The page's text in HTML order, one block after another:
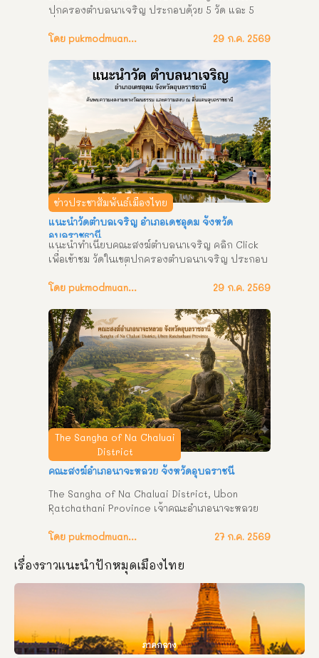
ปกครองตำบลนาเจริญ ประกอบด้วย 5 วัด และ 5
ปุณณธาดา ตำแหน่ง เจ้าอาวาสวัดราษฎร์ / เจ้าคณะ
วัดป่าห่องเตย ตำบลนาเจริญ อำเภอเดชอุมดม จังหวัด
อุบลราชธานี เลขานุการเจ้าคณะตำบลนาเจริญ ชื่อ
พระอธิการธงทองชัย สนฺตจิตฺโต ตำแหน่ง เจ้าอาวาส
วัดราษฎร์ / เลขานุการเจ้าคณะตำบลนาเจริญ
วิทยฐานะ ประโยค ๑-๒ น.ธ เอก ปริญญาโท ที่อยู่ วัด
ป่าห่องคำ ตำบลนาเจริญ อำเภอเดชอุมดม จังหวัด
อุบลราชธานี ชื่อ พระครูสังฆรักษ์ (ปริวัตร) วิสารโท
ตำแหน่ง เจ้าอาวาสวัดราษฎร์ วิทยฐานะ ที่อยู่ วัดป่า
หนองบัวแดง ตำบลนาเจริญ อำเภอเดชอุมดม จังหวัด
อุบลราชธานี ชื่อ พระครูสุวัฒน์คุนากร ตำแหน่ง เจ้า
อาวาสวัดราษฎร์ วิทยฐานะ ที่อยู่ วัดนาเจริญ ตำบลนา
เจริญ อำเภอเดชอุมดม จังหวัดอุบลราชธานี ชื่อ
พระครูอุบลกาญจนวัฒน์ ตำแหน่ง เจ้าอาวาสวัด
ราษฎร์ วิทยฐานะ ที่อยู่ วัดป่าไทยพัฒนา ตำบลนากระ
แซง อำเภอเดชอุมดม จังหวัดอุบลราชธานี ชื่อ พระยง
ยุทธ์ อมโร ตำแหน่ง ประธานที่พักสงฆ์ วิทยฐานะ ที่
อยู่ ที่พักสงฆ์บ้านโชคชัย ตำบลนาเจริญ อำเ […]
โดย pukmodmuangthai 29 ก.ค. 2569
ข่าวประชาสัมพันธ์เมืองไทย
แนะนำวัดตำบลเจริญ อำเภอเดชอุดม จังหวัด
อุบลราชธานี
แนะนำทำเนียบคณะสงฆ์ตำบลนาเจริญ คลิก Click
เพื่อเข้าชม วัดในเขตปกครองตำบลนาเจริญ ประกอบ
หนองบัวแดง ที่พักสงฆ์บ้านโชคชัย ที่พักสงฆ์ป่าโพธิ
โดย pukmodmuangthai 29 ก.ค. 2569
The Sangha of Na Chaluai
District
คณะสงฆ์อำเภอนาจะหลวย จังหวัดอุบลราชนี
The Sangha of Na Chaluai District, Ubon
Ratchathani Province เจ้าคณะอำเภอนาจะหลวย
อาวาสวัดราษฎร์/เจ้าคณะอำเภอนาจะหลวย ที่อยู่ วัด
จังหวัดอุบลราชธานี รองเจ้าคณะอำเภอนาจะหลวย
อาวาสวัดราษฎร์ / รองเจ้าคณะอำเภอนาจะหลวย ที่
อยู่ วัดโนนสวาง ตำบลพรสรรค์ อำเภอนาจะหลวย
จังหวัดอุบลราชธานี คณะสงฆ์ตำบลนาจะหลวยเขต ๑
เจ้าคณะตำบลนาจะหลวย เขต ๑  ชื่อ พระครูอุดมวีร
กิจ ยติกโร ตำแหน่ง เจ้าอาวาสวัดราษฎร์ เจ้าคณะ
โดย pukmodmuangthai 27 ก.ค. 2569
เรื่องราวแนะนำปักหมุดเมืองไทย
ภาคกลาง